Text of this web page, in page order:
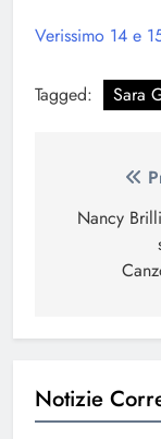
Verissimo 14 e
Tagged: Sara
articoli
Nancy
Notizie